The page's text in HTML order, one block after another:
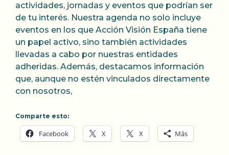
actividades, jornadas y eventos que podrían ser
de tu interés. Nuestra agenda no solo incluye
eventos en los que Acción Visión España tiene
un papel activo, sino también actividades
llevadas a cabo por nuestras entidades
adheridas. Además, destacamos información
que, aunque no estén vinculados directamente
con nosotros,
Comparte esto:
Facebook X X Más